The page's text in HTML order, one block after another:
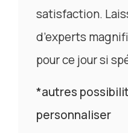
satisfaction.
d’experts
pour ce jour si
*autres
personnaliser